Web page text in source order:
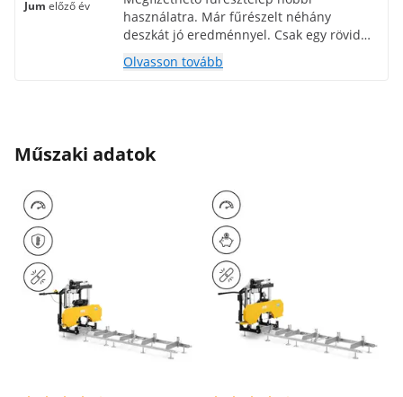
Jum előző év
használatra. Már fűrészelt néhány
deszkát jó eredménnyel. Csak egy rövid
utasítás jár hozzá, be kell szkennelni a qr
kódot, ami a hozzá tartozó utasításon van,
Olvasson tovább
Műszaki adatok